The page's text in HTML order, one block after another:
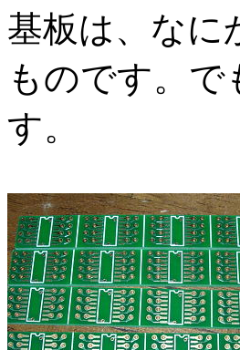
基板は、なに
ものです。
す。